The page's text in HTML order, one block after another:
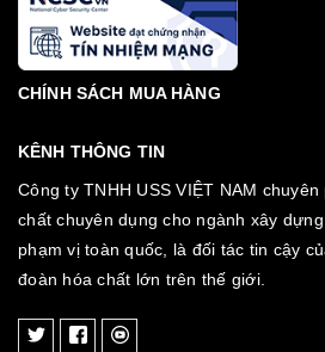
CHÍNH SÁCH MUA HÀNG
KÊNH THÔNG TIN
Công ty TNHH USS VIỆT NAM
chất chuyên dụng cho ngành xây
phạm vị toàn quốc, là đối tác tin cậy
đoàn hóa chất lớn trên thế giới.